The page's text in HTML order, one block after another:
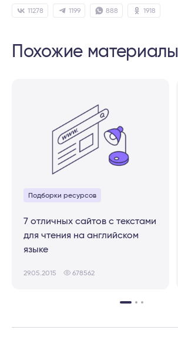
11278 1918
1199 888
Похожие материалы
Подборки ресурсов
7 отличных сайтов с текстами
для чтения на английском
языке
29.05.2015 678562